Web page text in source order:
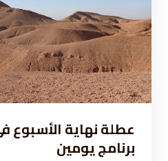
عطلة نهاية الأسبوع
برنامج يومين